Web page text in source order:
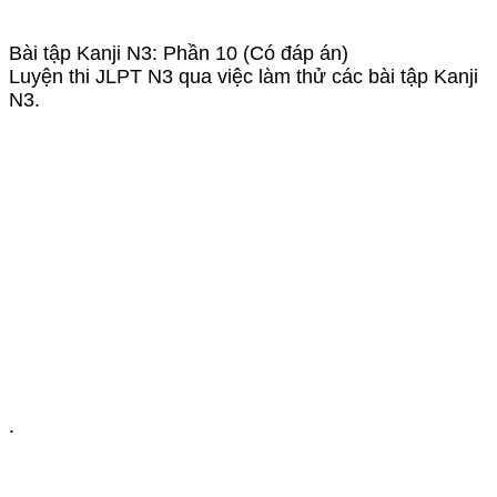
Bài tập Kanji N3: Phần 10 (Có đáp án)
Luyện thi JLPT N3 qua việc làm thử các bài tập Kanji
N3.
.